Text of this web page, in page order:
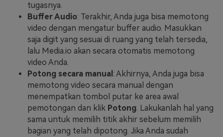
tugasnya.
Buffer Audio: Terakhir, Anda juga bisa memotong
video dengan mengatur buffer audio. Masukkan
saja digit yang sesuai di ruang yang telah tersedia,
lalu Media.io akan secara otomatis memotong
video Anda.
Potong secara manual : Akhirnya, Anda juga bisa
memotong video secara manual dengan
menempatkan tombol putar ke area awal
pemotongan dan klik Potong. Lakukanlah hal yang
sama untuk memilih titik akhir sebelum memilih
bagian yang telah dipotong. Jika Anda sudah